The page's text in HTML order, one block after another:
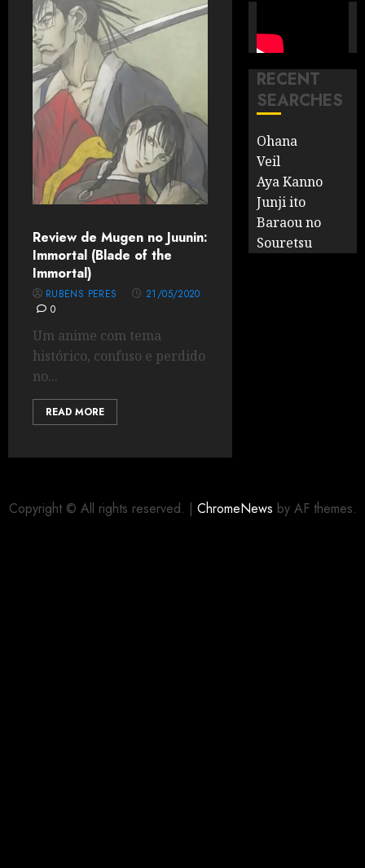
Review de Mugen no Juunin:
Immortal (Blade of the
Immortal)
RUBENS PERES
21/05/2020
0
Um anime com tema
histórico, confuso e perdido
no...
READ MORE
RECENT
SEARCHES
Ohana
Veil
Aya Kanno
Junji ito
Baraou no
Souretsu
Copyright © All rights reserved. | ChromeNews by AF themes.